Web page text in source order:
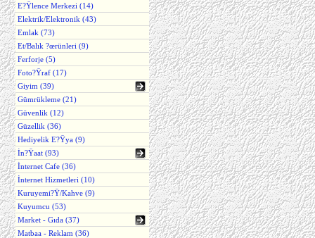
E?Ÿlence Merkezi (14)
Elektrik/Elektronik (43)
Emlak (73)
Et/Balık ?œrünleri (9)
Ferforje (5)
Foto?Ÿraf (17)
Giyim (39)
Gümrükleme (21)
Güvenlik (12)
Güzellik (36)
Hediyelik E?Ÿya (9)
İn?Ÿaat (93)
İnternet Cafe (36)
İnternet Hizmetleri (10)
Kuruyemi?Ÿ/Kahve (9)
Kuyumcu (53)
Market - Gıda (37)
Matbaa - Reklam (36)